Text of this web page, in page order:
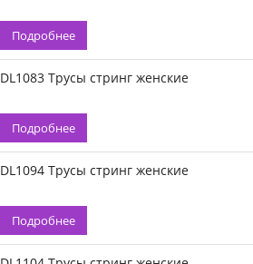
Подробнее
DL1083 Трусы стринг женские
Подробнее
DL1094 Трусы стринг женские
Подробнее